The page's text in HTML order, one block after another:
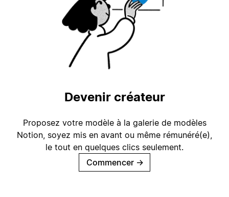
Devenir créateur
Proposez votre modèle à la galerie de modèles
Notion, soyez mis en avant ou même rémunéré(e),
le tout en quelques clics seulement.
Commencer →